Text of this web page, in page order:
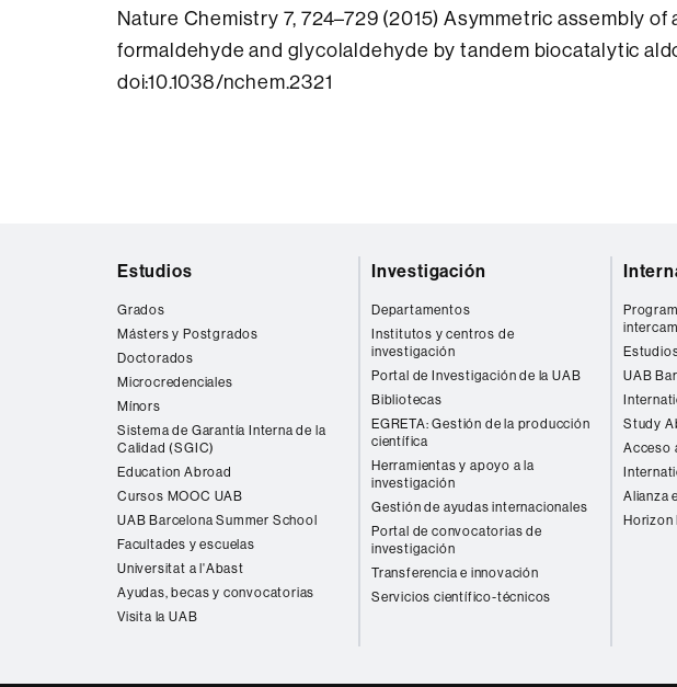
Nature Chemistry 7, 724–729 (2015) Asymmetric assembly
formaldehyde and glycolaldehyde by tandem biocatalytic
doi:10.1038/nchem.2321
Estudios
Grados
Másters y Postgrados
Doctorados
Microcredenciales
Mínors
Sistema de Garantía Interna de la
Calidad (SGIC)
Education Abroad
Cursos MOOC UAB
UAB Barcelona Summer School
Facultades y escuelas
Universitat a l'Abast
Ayudas, becas y convocatorias
Visita la UAB
Investigación
Departamentos
Institutos y centros de
investigación
Portal de Investigación de la UAB
Bibliotecas
EGRETA: Gestión de la producción
científica
Herramientas y apoyo a la
investigación
Gestión de ayudas internacionales
Portal de convocatorias de
investigación
Transferencia e innovación
Servicios científico-técnicos
UAB
Study
Acceso
Alianza
Horizon